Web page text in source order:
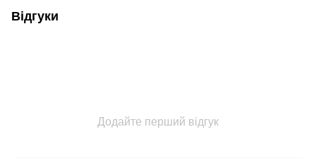
Відгуки
Додайте перший відгук